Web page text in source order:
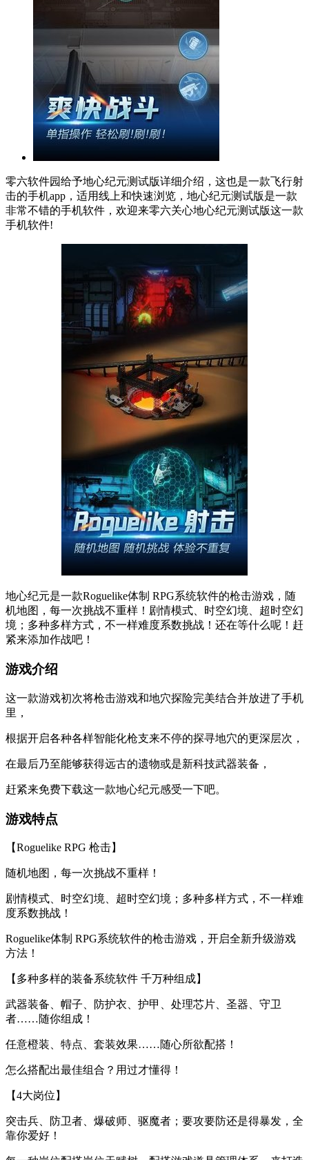
零六软件园给予地心纪元测试版详细介绍，这也是一款飞行射
击的手机app，适用线上和快速浏览，地心纪元测试版是一款
非常不错的手机软件，欢迎来零六关心地心纪元测试版这一款
手机软件!
地心纪元是一款Roguelike体制 RPG系统软件的枪击游戏，随
机地图，每一次挑战不重样！剧情模式、时空幻境、超时空幻
境；多种多样方式，不一样难度系数挑战！还在等什么呢！赶
紧来添加作战吧！
游戏介绍
这一款游戏初次将枪击游戏和地穴探险完美结合并放进了手机
里，
根据开启各种各样智能化枪支来不停的探寻地穴的更深层次，
在最后乃至能够获得远古的遗物或是新科技武器装备，
赶紧来免费下载这一款地心纪元感受一下吧。
游戏特点
【Roguelike RPG 枪击】
随机地图，每一次挑战不重样！
剧情模式、时空幻境、超时空幻境；多种多样方式，不一样难
度系数挑战！
Roguelike体制 RPG系统软件的枪击游戏，开启全新升级游戏
方法！
【多种多样的装备系统软件 千万种组成】
武器装备、帽子、防护衣、护甲、处理芯片、圣器、守卫
者……随你组成！
任意橙装、特点、套装效果……随心所欲配搭！
怎么搭配出最佳组合？用过才懂得！
【4大岗位】
突击兵、防卫者、爆破师、驱魔者；要攻要防还是得暴发，全
靠你爱好！